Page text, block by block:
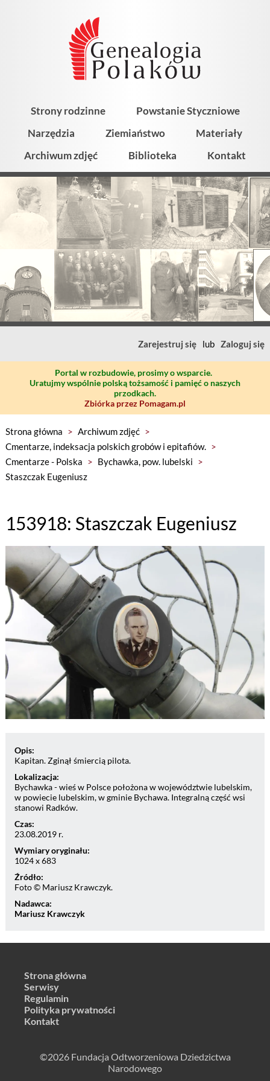
Strony rodzinne
Powstanie Styczniowe
Narzędzia
Ziemiaństwo
Materiały
Archiwum zdjęć
Biblioteka Kontakt
Zarejestruj się lub Zaloguj się
Portal w rozbudowie, prosimy o wsparcie.
Uratujmy wspólnie polską tożsamość i pamięć o naszych
przodkach.
Zbiórka przez Pomagam.pl
Strona główna > Archiwum zdjęć >
Cmentarze, indeksacja polskich grobów i epitafiów. >
Cmentarze - Polska > Bychawka, pow. lubelski >
Staszczak Eugeniusz
153918: Staszczak Eugeniusz
Opis:
Kapitan. Zginął śmiercią pilota.
Lokalizacja:
Bychawka - wieś w Polsce położona w województwie lubelskim,
w powiecie lubelskim, w gminie Bychawa. Integralną część wsi
stanowi Radków.
Czas:
23.08.2019 r.
Wymiary oryginału:
1024 x 683
Źródło:
Foto © Mariusz Krawczyk.
Nadawca:
Mariusz Krawczyk
Strona główna
Serwisy
Regulamin
Polityka prywatności
Kontakt
©2026 Fundacja Odtworzeniowa Dziedzictwa
Narodowego